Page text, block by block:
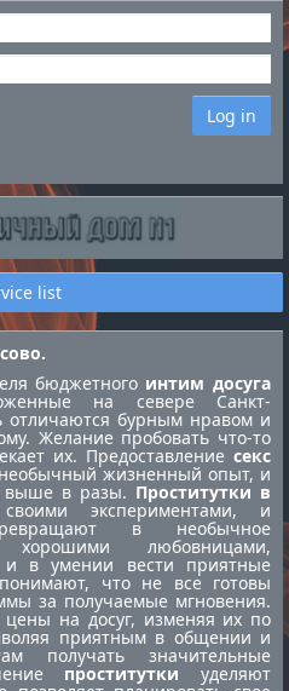
Log in
list
бюджетного интим досуга
на севере Санкт-
отличаются бурным нравом и
Желание пробовать что-то
их. Предоставление секс
необычный жизненный опыт, и
выше в разы. Проститутки в
экспериментами, и
в необычное
любовницами,
и в умении вести приятные
что не все готовы
за получаемые мгновения.
цены на досуг, изменяя их по
приятным в общении и
получать значительные
проститутки уделяют